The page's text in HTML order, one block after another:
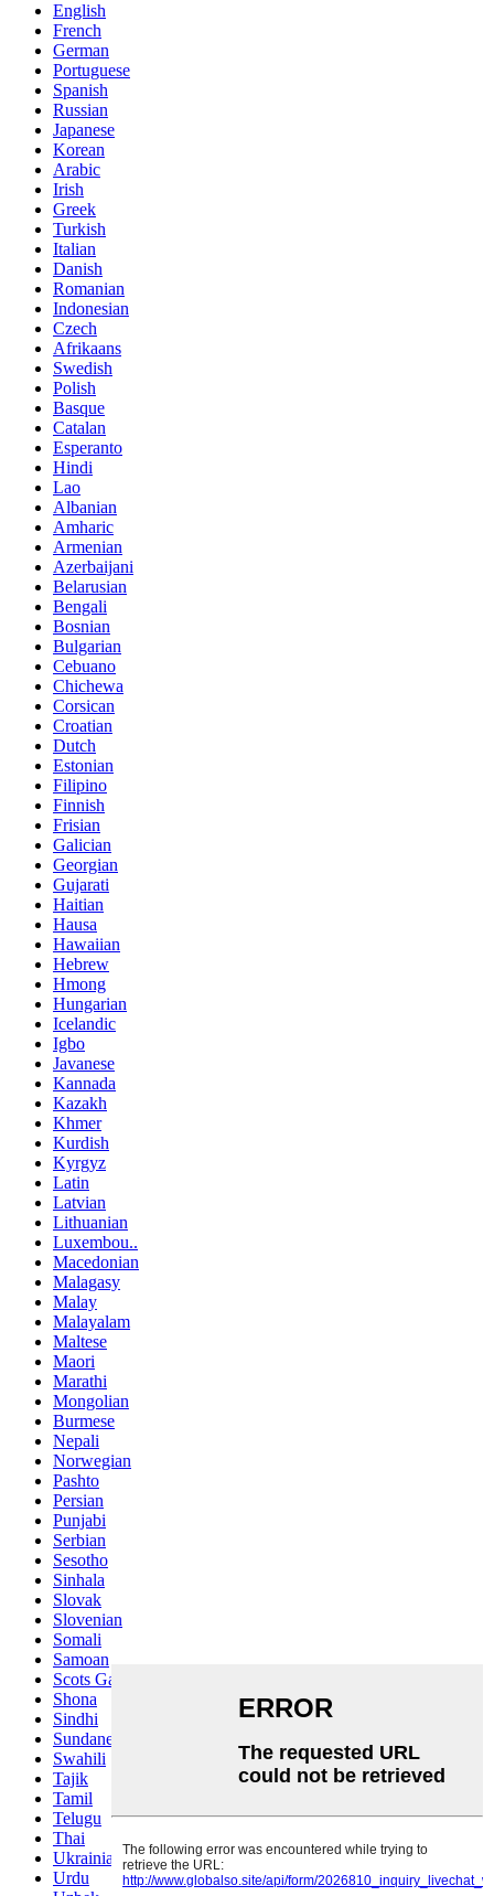
English
French
German
Portuguese
Spanish
Russian
Japanese
Korean
Arabic
Irish
Greek
Turkish
Italian
Danish
Romanian
Indonesian
Czech
Afrikaans
Swedish
Polish
Basque
Catalan
Esperanto
Hindi
Lao
Albanian
Amharic
Armenian
Azerbaijani
Belarusian
Bengali
Bosnian
Bulgarian
Cebuano
Chichewa
Corsican
Croatian
Dutch
Estonian
Filipino
Finnish
Frisian
Galician
Georgian
Gujarati
Haitian
Hausa
Hawaiian
Hebrew
Hmong
Hungarian
Icelandic
Igbo
Javanese
Kannada
Kazakh
Khmer
Kurdish
Kyrgyz
Latin
Latvian
Lithuanian
Luxembou..
Macedonian
Malagasy
Malay
Malayalam
Maltese
Maori
Marathi
Mongolian
Burmese
Nepali
Norwegian
Pashto
Persian
Punjabi
Serbian
Sesotho
Sinhala
Slovak
Slovenian
Somali
Samoan
Scots Gaelic
Shona
Sindhi
Sundanese
Swahili
Tajik
Tamil
Telugu
Thai
Ukrainian
Urdu